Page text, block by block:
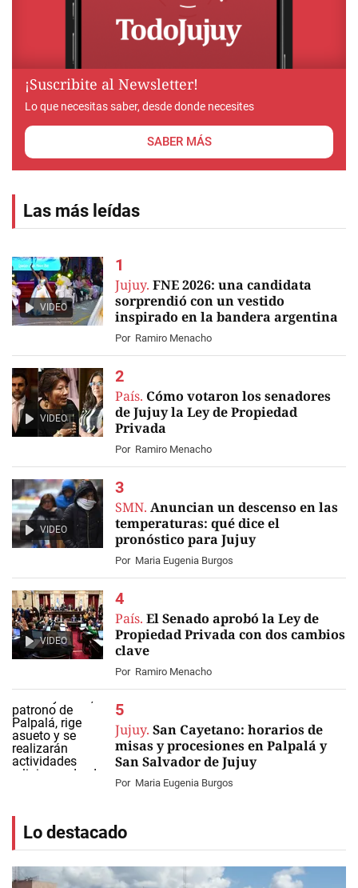
¡Suscribite al Newsletter!
Lo que necesitas saber, desde donde necesites
SABER MÁS
Las más leídas
VIDEO
Jujuy. FNE 2026: una candidata
sorprendió con un vestido
inspirado en la bandera argentina
Por Ramiro Menacho
VIDEO
País. Cómo votaron los senadores
de Jujuy la Ley de Propiedad
Privada
Por Ramiro Menacho
VIDEO
SMN. Anuncian un descenso en las
temperaturas: qué dice el
pronóstico para Jujuy
Por Maria Eugenia Burgos
VIDEO
País. El Senado aprobó la Ley de
Propiedad Privada con dos cambios
clave
Por Ramiro Menacho
Jujuy. San Cayetano: horarios de
misas y procesiones en Palpalá y
San Salvador de Jujuy
Por Maria Eugenia Burgos
Lo destacado